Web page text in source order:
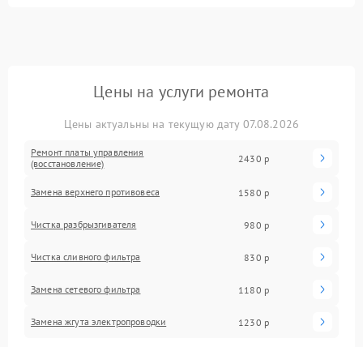
Цены на услуги ремонта
Цены актуальны на текущую дату 07.08.2026
Ремонт платы управления
(восстановление)
2430 р
Замена верхнего противовеса 1580 р
Чистка разбрызгивателя 980 р
Чистка сливного фильтра 830 р
Замена сетевого фильтра 1180 р
Замена жгута электропроводки 1230 р